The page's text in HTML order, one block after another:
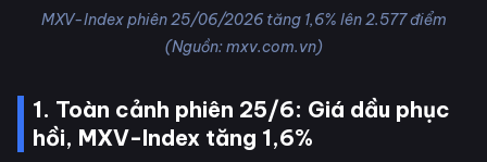
MXV-Index phiên 25/06/2026 tăng 1,6% lên 2.577 điểm
(Nguồn: mxv.com.vn)
1. Toàn cảnh phiên 25/6: Giá dầu phục
hồi, MXV-Index tăng 1,6%